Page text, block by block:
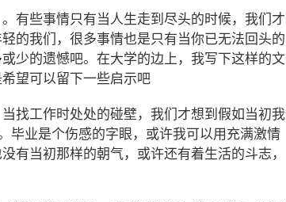
有些事情只有当人生走到尽头的时候，我们才
的我们，很多事情也是只有当你已无法回头的
少的遗憾吧。在大学的边上，我写下这样的文
望可以留下一些启示吧
找工作时处处的碰壁，我们才想到假如当初我
毕业是个伤感的字眼，或许我可以用充满激情
有当初那样的朝气，或许还有着生活的斗志，